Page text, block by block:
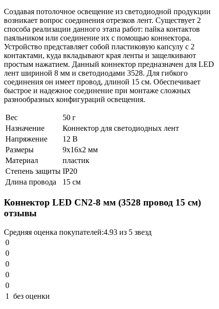
Создавая потолочное освещение из светодиодной продукции
возникает вопрос соединения отрезков лент. Существует 2
способа реализации данного этапа работ: пайка контактов
паяльником или соединение их с помощью коннектора.
Устройство представляет собой пластиковую капсулу с 2
контактами, куда вкладывают края ленты и защелкивают
простым нажатием. Данный коннектор предназначен для LED
лент шириной 8 мм и светодиодами 3528. Для гибкого
соединения он имеет провод, длиной 15 см. Обеспечивает
быстрое и надежное соединение при монтаже сложных
разнообразных конфигураций освещения.
Вес
50 г
Назначение
Коннектор для светодиодных лент
Напряжение
12 В
Размеры
9х16х2 мм
Материал
пластик
Степень защиты IP20
Длина провода
15 см
Коннектор LED CN2-8 мм (3528 провод 15 см)
отзывы
Средняя оценка покупателей:4.93 из 5 звезд
0
0
0
0
0
1
без оценки